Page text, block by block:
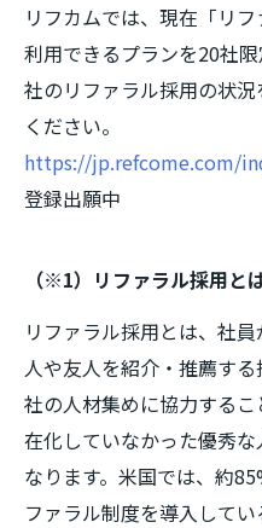
リフカムでは、現在「リ
利用できるプランを20社
社のリファラル採用の状
ください。
https://jp.refcome.com/
登録出願中
（※1）リファラル採用と
リファラル採用とは、社
人や友人を紹介・推薦す
社の人材集めに協力する
在化していなかった優秀
なります。米国では、約
ファラル制度を導入してい